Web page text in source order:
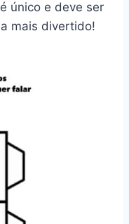
único e deve ser
mais divertido!